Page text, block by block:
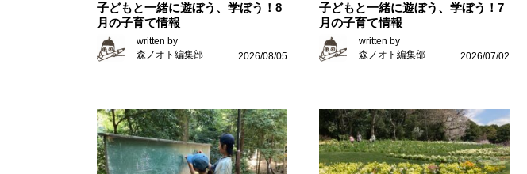
子どもと一緒に遊ぼう、学ぼう！8
月の子育て情報
written by
森ノオト編集部
2026/08/05
子どもと一緒に遊ぼう、学ぼう！7
月の子育て情報
written by
森ノオト編集部
2026/07/02